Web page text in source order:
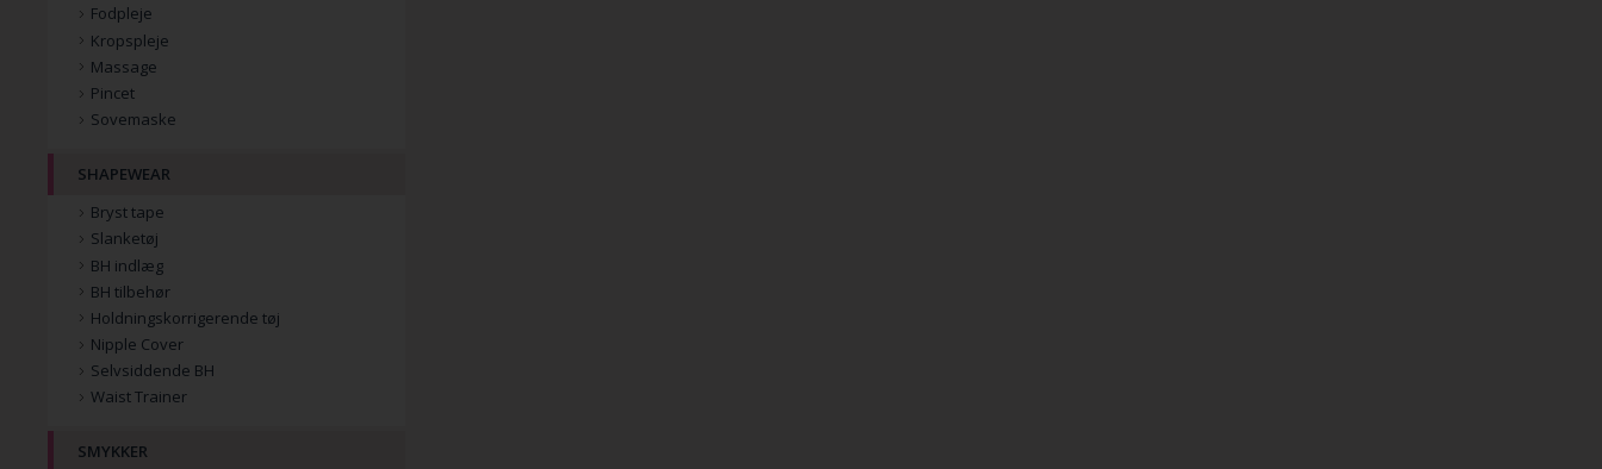
Fodpleje
Kropspleje
Massage
Pincet
Sovemaske
SHAPEWEAR
Bryst tape
Slanketøj
BH indlæg
BH tilbehør
Holdningskorrigerende tøj
Nipple Cover
Selvsiddende BH
Waist Trainer
SMYKKER